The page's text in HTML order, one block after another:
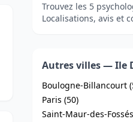
Trouvez les 5
Localisations, avis et
Autres villes — Ile
Boulogne-Billancourt
Paris (50)
Saint-Maur-des-